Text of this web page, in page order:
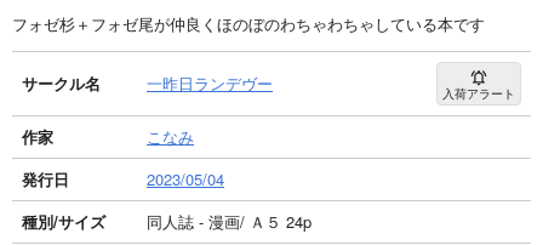
フォゼ杉＋フォゼ尾が仲良くほのぼのわちゃわちゃしている本です
サークル名 一昨日ランデヴー 入荷アラート
作家
こなみ
発行日
2023/05/04
種別/サイズ
同人誌 - 漫画/ Ａ５ 24p